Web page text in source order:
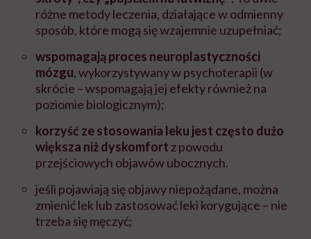
różne metody leczenia, działające w odmienny
sposób, które mogą się wzajemnie uzupełniać;
wspomagają proces neuroplastyczności
mózgu, wykorzystywany w psychoterapii (w
skrócie – wspomagają jej efekty również na
poziomie biologicznym);
korzyść ze stosowania leku jest często dużo
większa niż dyskomfort z powodu
przejściowych objawów ubocznych.
jeśli pojawiają się objawy niepożądane, można
zmienić lek lub zastosować leki korygujące – nie
trzeba się męczyć;